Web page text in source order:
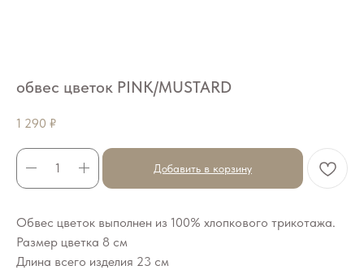
обвес цветок PINK/MUSTARD
1 290 ₽
Добавить в корзину
Обвес цветок выполнен из 100% хлопкового трикотажа.
Размер цветка 8 см
Длина всего изделия 23 см